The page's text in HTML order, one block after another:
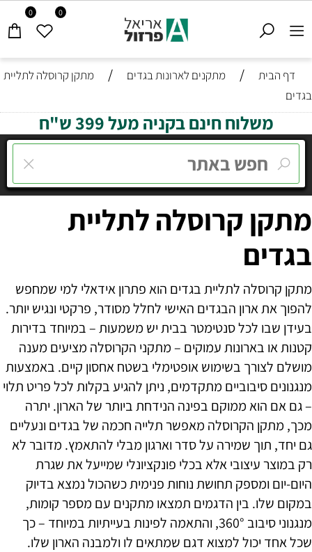
0 0
דף הבית / מתקנים לארונות בגדים /
מתקן קרוסלה לתליית
בגדים
משלוח חינם בקניה מעל 399 ש"ח
מתקן קרוסלה לתליית
בגדים
מתקן קרוסלה לתליית בגדים הוא פתרון אידאלי למי שמחפש
להפוך את ארון הבגדים האישי לחלל מסודר, פרקטי ונגיש יותר.
בעידן שבו לכל סנטימטר בבית יש משמעות – במיוחד בדירות
קטנות או בארונות עמוקים – מתקני הקרוסלה מציעים מענה
מושלם לצורך בשימוש אופטימלי בשטח אחסון קיים. באמצעות
מנגנונים סיבוביים מתקדמים, ניתן להגיע בקלות לכל פריט תלוי
– גם אם הוא ממוקם בפינה הנידחת ביותר של הארון. יתרה
מכך, מתקן הקרוסלה מאפשר תלייה חכמה של בגדים ונעליים
גם יחד, תוך שמירה על סדר וארגון מבלי להתאמץ. מדובר לא
רק במוצר עיצובי אלא בכלי פונקציונלי שמייעל את שגרת
היום-יום ומספק תחושת נוחות פנימית כשהכול נמצא בדיוק
במקום שלו. בין הדגמים תמצאו מתקנים עם מספר קומות,
מנגנוני סיבוב 360°, והתאמה לפינות בעייתיות במיוחד – כך
שכל אחד יכול למצוא דגם שמתאים לו ולמבנה הארון שלו.